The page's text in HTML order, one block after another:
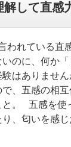
して直感
われている
のに、何か「
験はありませ
で、五感の相
と。 五感を使
り、匂いを感